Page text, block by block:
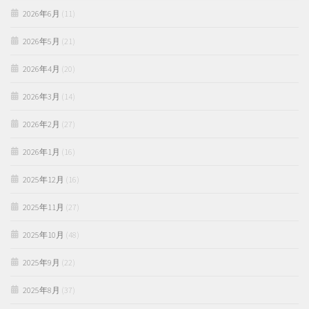
2026年6月 (11)
2026年5月 (21)
2026年4月 (20)
2026年3月 (14)
2026年2月 (27)
2026年1月 (16)
2025年12月 (16)
2025年11月 (27)
2025年10月 (48)
2025年9月 (22)
2025年8月 (37)